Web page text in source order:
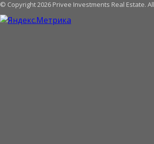
© Copyright 2026 Privee Investments Real Estate.